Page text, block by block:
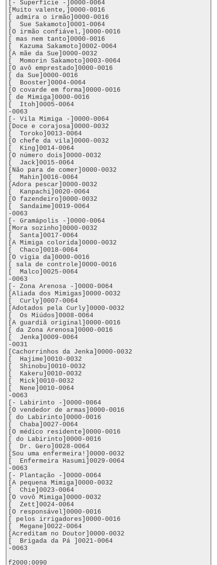
[- Superfície -]0000-0064
[Muito valente,]0000-0016
[ admira o irmão]0000-0016
[  Sue Sakamoto]0001-0064
[O irmão confiável,]0000-0016
[ mas nem tanto]0000-0016
[  Kazuma Sakamoto]0002-0064
[A mãe da Sue]0000-0032
[  Momorin Sakamoto]0003-0064
[O avô emprestado]0000-0016
[ da Sue]0000-0016
[  Booster]0004-0064
[O covarde em forma]0000-0016
[ de Mimiga]0000-0016
[  Itoh]0005-0064
-0063
[- Vila Mimiga -]0000-0064
[Doce e corajosa]0000-0032
[  Toroko]0013-0064
[O chefe da vila]0000-0032
[  King]0014-0064
[O número dois]0000-0032
[  Jack]0015-0064
[Não para de comer]0000-0032
[  Mahin]0016-0064
[Adora pescar]0000-0032
[  Kanpachi]0020-0064
[O fazendeiro]0000-0032
[  Sandaime]0019-0064
-0063
[- Gramápolis -]0000-0064
[Mora sozinho]0000-0032
[  Santa]0017-0064
[A Mimiga colorida]0000-0032
[  Chaco]0018-0064
[O vigia da]0000-0016
[ sala de controle]0000-0016
[  Malco]0025-0064
-0063
[- Zona Arenosa -]0000-0064
[Aliada dos Mimigas]0000-0032
[  Curly]0007-0064
[Adotados pela Curly]0000-0032
[  Os Miúdos]0008-0064
[A guardiã original]0000-0016
[ da Zona Arenosa]0000-0016
[  Jenka]0009-0064
-0031
[Cachorrinhos da Jenka]0000-0032
[  Hajime]0010-0032
[  Shinobu]0010-0032
[  Kakeru]0010-0032
[  Mick]0010-0032
[  Nene]0010-0064
-0063
[- Labirinto -]0000-0064
[O vendedor de armas]0000-0016
[ do Labirinto]0000-0016
[  Chaba]0027-0064
[O médico residente]0000-0016
[ do Labirinto]0000-0016
[  Dr. Gero]0028-0064
[Sou uma enfermeira!]0000-0032
[  Enfermeira Hasumi]0029-0064
-0063
[- Plantação -]0000-0064
[A pequena Mimiga]0000-0032
[  Chie]0023-0064
[O vovô Mimiga]0000-0032
[  Zett]0024-0064
[O responsável]0000-0016
[ pelos irrigadores]0000-0016
[  Megane]0022-0064
[Acreditam no Doutor]0000-0032
[  Brigada da Pá ]0021-0064
-0063
f2000:0090